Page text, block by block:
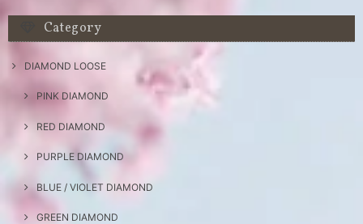
Category
DIAMOND LOOSE
PINK DIAMOND
RED DIAMOND
PURPLE DIAMOND
BLUE / VIOLET DIAMOND
GREEN DIAMOND